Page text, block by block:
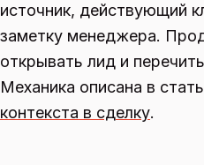
источник, действующий
заметку менеджера.
открывать лид и
Механика описана в
контекста в сделку.